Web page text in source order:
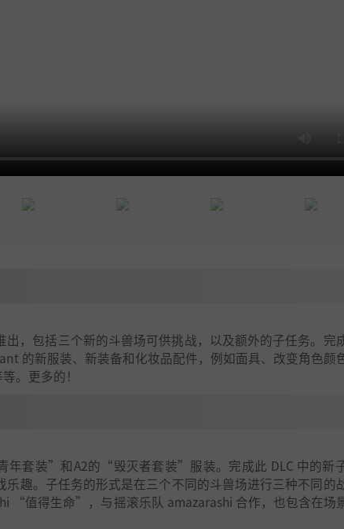
出，包括三个新的斗兽场可供挑战，以及额外的子任务。完
的新服装、新装备和化妆品配件，例如面具、改变角色颜
。更多的！
套装”和A2的“毁灭者套装”服装。完成此 DLC 中的新子
趣。子任务的形式是在三个不同的斗兽场进行三种不同的
“值得生命”，与摇滚乐队 amazarashi 合作，也包含在场